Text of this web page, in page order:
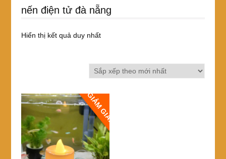
nến điện tử đà nẵng
Hiển thị kết quả duy nhất
GIẢM GIÁ!